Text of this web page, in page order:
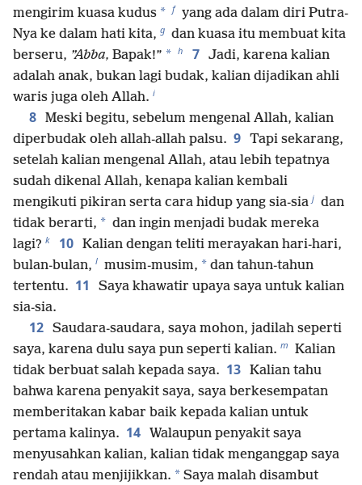
mengirim kuasa kudus * f yang ada dalam diri Putra-
Nya ke dalam hati kita, g dan kuasa itu membuat kita
berseru, ”Abba, Bapak!” * h 7 Jadi, karena kalian
adalah anak, bukan lagi budak, kalian dijadikan ahli
waris juga oleh Allah. i
8 Meski begitu, sebelum mengenal Allah, kalian
diperbudak oleh allah-allah palsu. 9 Tapi sekarang,
setelah kalian mengenal Allah, atau lebih tepatnya
sudah dikenal Allah, kenapa kalian kembali
mengikuti pikiran serta cara hidup yang sia-sia j dan
tidak berarti, * dan ingin menjadi budak mereka
lagi? k 10 Kalian dengan teliti merayakan hari-hari,
bulan-bulan, l musim-musim, * dan tahun-tahun
tertentu. 11
Saya khawatir upaya saya untuk kalian
sia-sia.
12 Saudara-saudara, saya mohon, jadilah seperti
saya, karena dulu saya pun seperti kalian. m Kalian
tidak berbuat salah kepada saya. 13 Kalian tahu
bahwa karena penyakit saya, saya berkesempatan
memberitakan kabar baik kepada kalian untuk
pertama kalinya. 14 Walaupun penyakit saya
menyusahkan kalian, kalian tidak menganggap saya
rendah atau menjijikkan. * Saya malah disambut